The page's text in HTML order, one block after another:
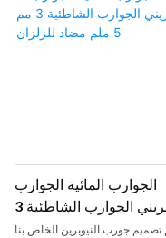
من مادة النيوبرين عالية الجودة
2.5 مم ، يوفر جورب الشاطئ هذا عزلًا
الجوارب المائية الجوارب
النيوبريني الجوارب الشاطئية 3
مم 5 ملم مضاد للزلزان
تصميم جورب النيوبرين الخاص بنا